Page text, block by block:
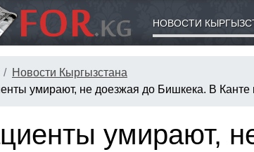
НОВОСТИ
Новости Кыргызстана
умирают, не доезжая до Бишкека. В Канте
умирают,